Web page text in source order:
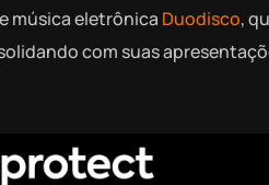
música eletrônica Duodisco,
com suas